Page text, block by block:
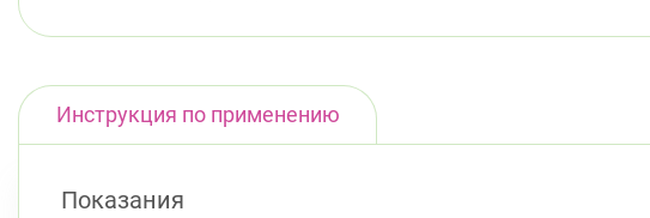
Инструкция по применению
Показания